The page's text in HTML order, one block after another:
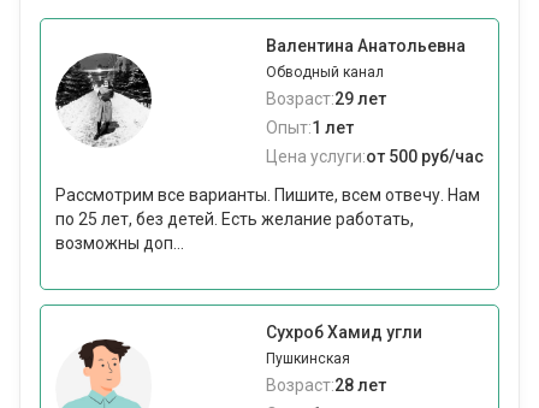
Валентина Анатольевна
Обводный канал
Возраст:29 лет
Опыт:1 лет
Цена услуги:от 500 руб/час
Рассмотрим все варианты. Пишите, всем отвечу. Нам
по 25 лет, без детей. Есть желание работать,
возможны доп...
Сухроб Хамид угли
Пушкинская
Возраст:28 лет